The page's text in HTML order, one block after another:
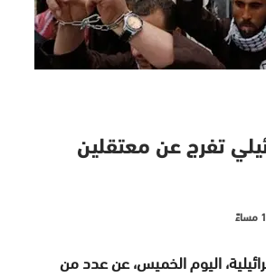
تفرج عن معتقلين
اليوم الخميس، عن عدد من